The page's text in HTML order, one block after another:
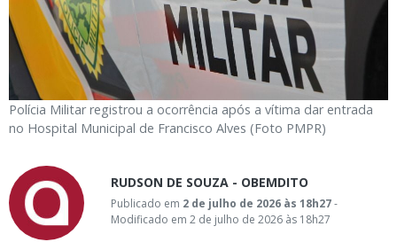
Polícia Militar registrou a ocorrência após a vítima dar entrada
no Hospital Municipal de Francisco Alves (Foto PMPR)
RUDSON DE SOUZA - OBEMDITO
Publicado em 2 de julho de 2026 às 18h27-
Modificado em 2 de julho de 2026 às 18h27